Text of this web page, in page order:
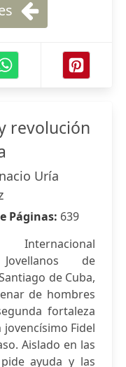
revolución
Uría
Páginas: 639
de
de Cuba,
de hombres
fortaleza
Fidel
Aislado en las
ayuda y las